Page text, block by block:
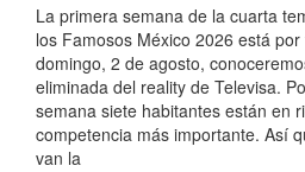
La primera semana de la cuarta
los Famosos México 2026 está
domingo, 2 de agosto,
eliminada del reality de Televisa.
semana siete habitantes están en
competencia más importante. Así
van la